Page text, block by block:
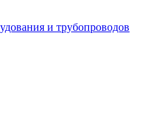
и трубопроводов